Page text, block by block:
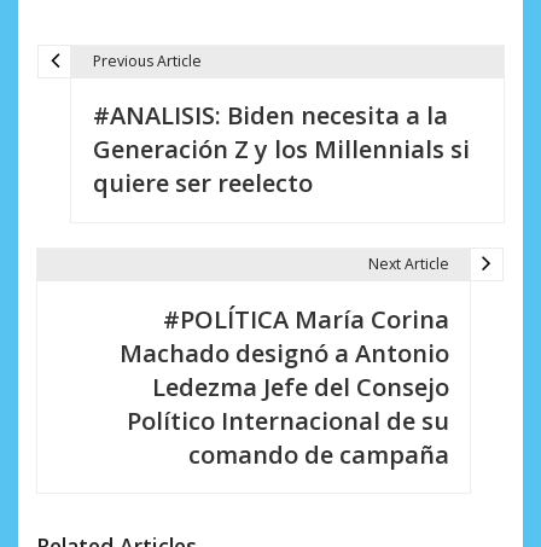
Previous Article
#ANALISIS: Biden necesita a la
Generación Z y los Millennials si
quiere ser reelecto
Next Article
#POLÍTICA María Corina
Machado designó a Antonio
Ledezma Jefe del Consejo
Político Internacional de su
comando de campaña